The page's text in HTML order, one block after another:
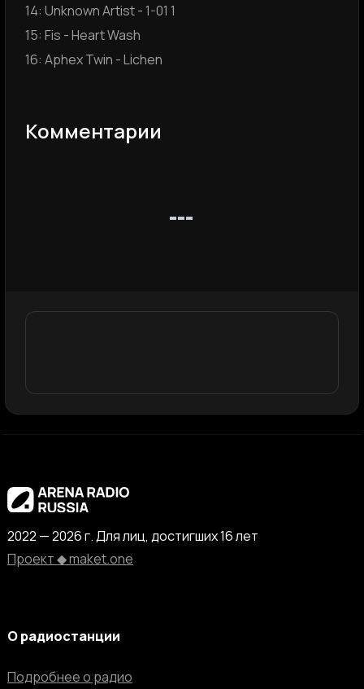
14: Unknown Artist - 1-01 1
15: Fis - Heart Wash
16: Aphex Twin - Lichen
Комментарии
2022 — 2026 г. Для лиц, достигших 16 лет
Проект ◆ maket.one
О радиостанции
Подробнее о радио